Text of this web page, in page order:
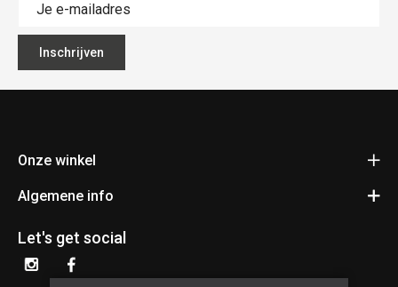
Inschrijven
Onze winkel
Fietsen Pauwels
3920 Lommel
Bereken je route
+32 11 34 55 24
Algemene info
Contact
Algemene voorwaarden
Let's get social